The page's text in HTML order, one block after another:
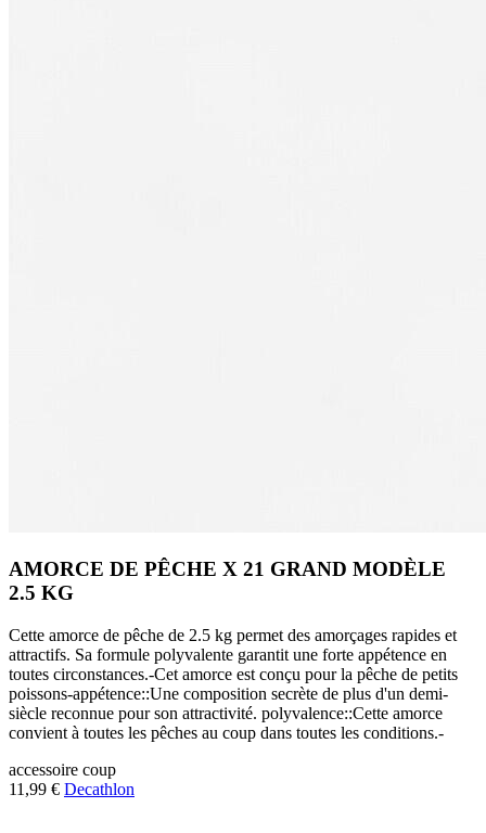
AMORCE DE PÊCHE X 21 GRAND MODÈLE
2.5 KG
Cette amorce de pêche de 2.5 kg permet des amorçages rapides et
attractifs. Sa formule polyvalente garantit une forte appétence en
toutes circonstances.-Cet amorce est conçu pour la pêche de petits
poissons-appétence::Une composition secrète de plus d'un demi-
siècle reconnue pour son attractivité. polyvalence::Cette amorce
convient à toutes les pêches au coup dans toutes les conditions.-
accessoire coup
11,99 € Decathlon